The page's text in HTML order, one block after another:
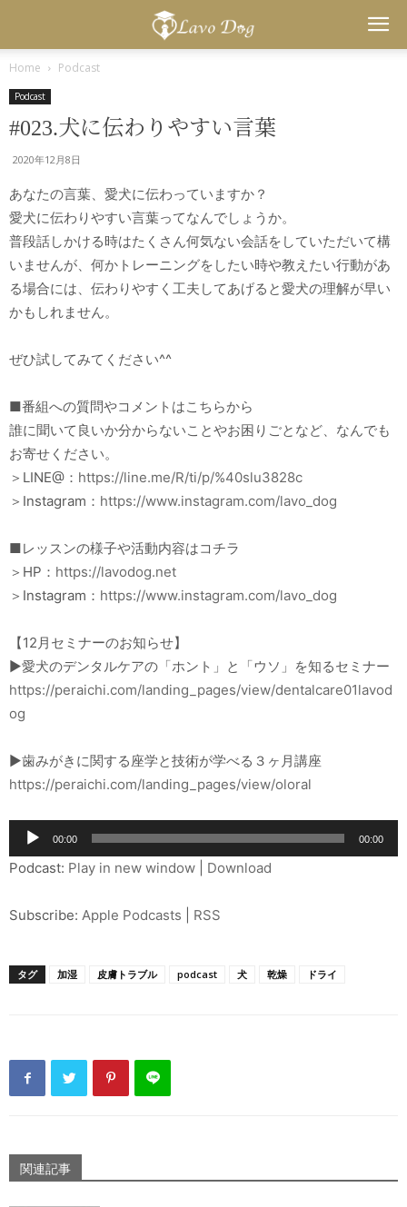
Dog
Home Podcast
Podcast
#023.犬に伝わりやすい言葉
2020年12月8日
あなたの言葉、愛犬に伝わっていますか？
愛犬に伝わりやすい言葉ってなんでしょうか。
普段話しかける時はたくさん何気ない会話をしていただいて構
いませんが、何かトレーニングをしたい時や教えたい行動があ
る場合には、伝わりやすく工夫してあげると愛犬の理解が早い
かもしれません。
ぜひ試してみてください^^
■番組への質問やコメントはこちらから
誰に聞いて良いか分からないことやお困りごとなど、なんでも
お寄せください。
＞LINE@： https://line.me/R/ti/p/%40slu3828c
＞Instagram： https://www.instagram.com/lavo_dog
■レッスンの様子や活動内容はコチラ
＞HP： https://lavodog.net
＞Instagram： https://www.instagram.com/lavo_dog
【12月セミナーのお知らせ】
▶︎愛犬のデンタルケアの「ホント」と「ウソ」を知るセミナー
https://peraichi.com/landing_pages/view/dentalcare01lavod
og
▶︎歯みがきに関する座学と技術が学べる３ヶ月講座
https://peraichi.com/landing_pages/view/oloral
声
プ
ー
ー
00:00 00:00
Podcast: Play in new window Download
Subscribe: Apple Podcasts RSS
タグ 加湿 皮膚トラブル podcast 犬 乾燥 ドライ
関連記事